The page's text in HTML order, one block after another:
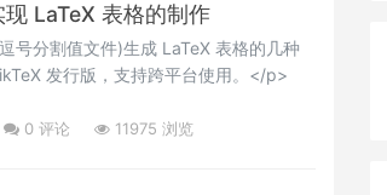
LaTeX 表格的制作
号分割值文件)生成 LaTeX 表格的几种
发行版，支持跨平台使用。</p>
0 评论 11975 浏览